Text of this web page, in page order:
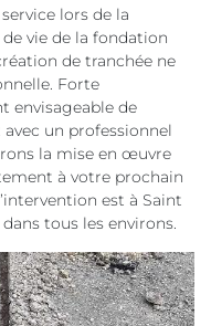
lors de la
vie de la fondation
de tranchée ne
Forte
envisageable de
un professionnel
la mise en œuvre
à votre prochain
est à Saint
tous les environs.